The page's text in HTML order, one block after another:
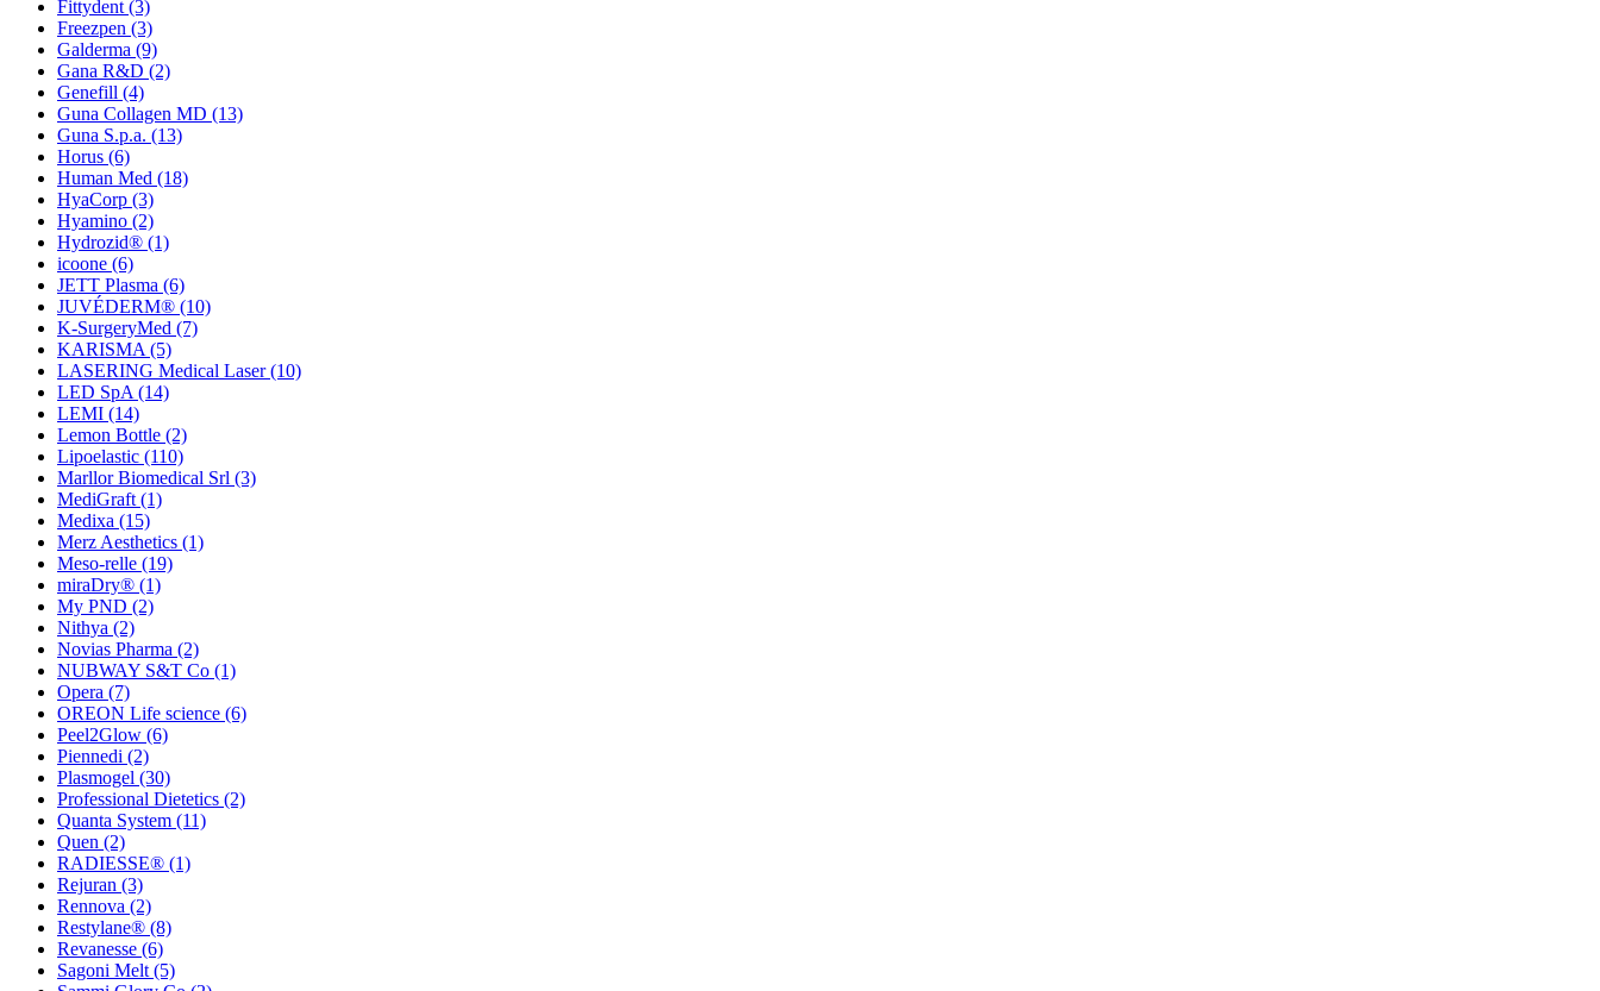
Fittydent (3)
Freezpen (3)
Galderma (9)
Gana R&D (2)
Genefill (4)
Guna Collagen MD (13)
Guna S.p.a. (13)
Horus (6)
Human Med (18)
HyaCorp (3)
Hyamino (2)
Hydrozid® (1)
icoone (6)
JETT Plasma (6)
JUVÉDERM® (10)
K-SurgeryMed (7)
KARISMA (5)
LASERING Medical Laser(10)
LED SpA (14)
LEMI (14)
Lemon Bottle (2)
Lipoelastic (110)
Marllor Biomedical Srl (3)
MediGraft (1)
Medixa (15)
Merz Aesthetics (1)
Meso-relle (19)
miraDry® (1)
My PND (2)
Nithya (2)
Novias Pharma (2)
NUBWAY S&T Co (1)
Opera (7)
OREON Life science (6)
Peel2Glow (6)
Piennedi (2)
Plasmogel (30)
Professional Dietetics (2)
Quanta System (11)
Quen (2)
RADIESSE® (1)
Rejuran (3)
Rennova (2)
Restylane® (8)
Revanesse (6)
Sagoni Melt (5)